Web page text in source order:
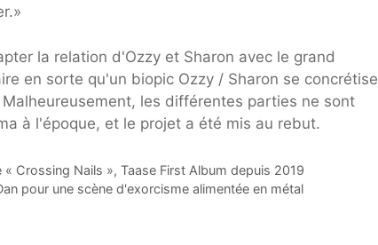
la relation d'Ozzy et Sharon avec le grand
en sorte qu'un biopic Ozzy / Sharon se concrétise
les différentes parties ne sont
à l'époque, et le projet a été mis au rebut.
Crossing Nails », Taase First Album depuis 2019
pour une scène d'exorcisme alimentée en métal